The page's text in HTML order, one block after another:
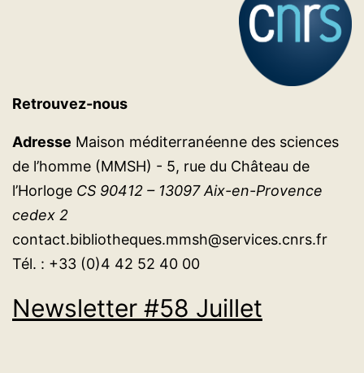
Retrouvez-nous
Adresse Maison méditerranéenne des sciences
de l’homme (MMSH) - 5, rue du Château de
l’Horloge CS 90412 – 13097 Aix-en-Provence
cedex 2
contact.bibliotheques.mmsh@services.cnrs.fr
Tél. : +33 (0)4 42 52 40 00
Newsletter #58 Juillet